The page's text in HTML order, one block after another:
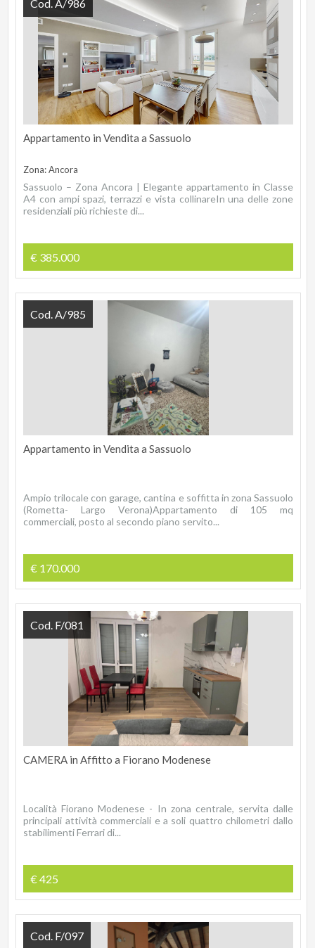
Appartamento in Vendita a Sassuolo
Zona: Ancora
Sassuolo – Zona Ancora | Elegante appartamento in Classe
A4 con ampi spazi, terrazzi e vista collinareIn una delle zone
residenziali più richieste di...
€ 385.000
Cod. A/986
Appartamento in Vendita a Sassuolo
Ampio trilocale con garage, cantina e soffitta in zona Sassuolo
(Rometta- Largo Verona)Appartamento di 105 mq
commerciali, posto al secondo piano servito...
€ 170.000
Cod. A/985
CAMERA in Affitto a Fiorano Modenese
Località Fiorano Modenese - In zona centrale, servita dalle
principali attività commerciali e a soli quattro chilometri dallo
stabilimenti Ferrari di...
€ 425
Cod. F/081
Cod. F/097